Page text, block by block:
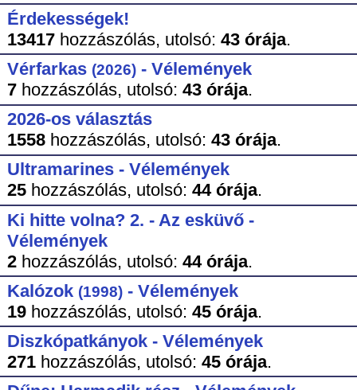
Érdekességek!
13417hozzászólás, utolsó: 43 órája.
Vérfarkas (2026)- Vélemények
7hozzászólás, utolsó: 43 órája.
2026-os választás
1558hozzászólás, utolsó: 43 órája.
Ultramarines - Vélemények
25hozzászólás, utolsó: 44 órája.
Ki hitte volna? 2. - Az esküvő -
Vélemények
2hozzászólás, utolsó: 44 órája.
Kalózok (1998)- Vélemények
19hozzászólás, utolsó: 45 órája.
Diszkópatkányok - Vélemények
271hozzászólás, utolsó: 45 órája.